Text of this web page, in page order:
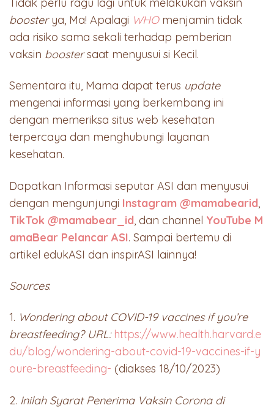
boosterya, Ma! Apalagi WHOmenjamin tidak
ada risiko sama sekali terhadap pemberian
vaksin boostersaat menyusui si Kecil.
Sementara itu, Mama dapat terus update
mengenai informasi yang berkembang ini
dengan memeriksa situs web kesehatan
terpercaya dan menghubungi layanan
kesehatan.
Dapatkan Informasi seputar ASI dan menyusui
dengan mengunjungi Instagram @mamabearid,
TikTok @mamabear_id, dan channel YouTube M
amaBear Pelancar ASI. Sampai bertemu di
artikel edukASI dan inspirASI lainnya!
Sources:
1. Wondering about COVID-19 vaccines if you’re
breastfeeding? URL: https://www.health.harvard.e
du/blog/wondering-about-covid-19-vaccines-if-y
oure-breastfeeding- (diakses 18/10/2023)
2. Inilah Syarat Penerima Vaksin Corona di